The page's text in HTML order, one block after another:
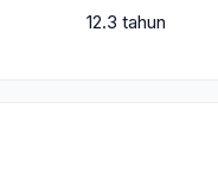
12.3 tahun